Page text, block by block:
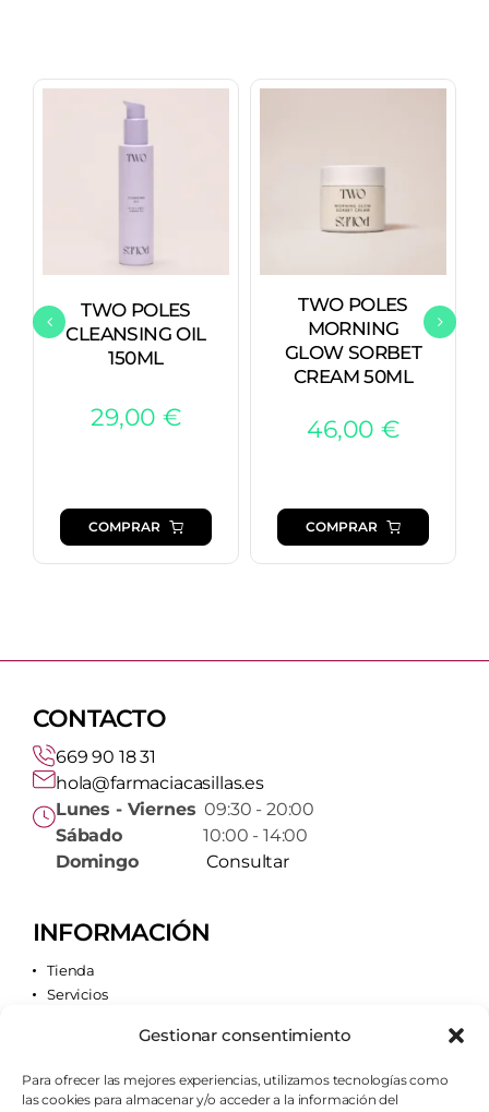
Gestionar consentimiento
Para ofrecer las mejores experiencias, utilizamos tecnologías como
las cookies para almacenar y/o acceder a la información del
TWO POLES
CLEANSING OIL
150ML
29,00 €
COMPRAR
TWO POLES
MORNING
GLOW SORBET
CREAM 50ML
46,00 €
COMPRAR
CONTACTO
669 90 18 31
hola@farmaciacasillas.es
Lunes - Viernes 09:30 - 20:00
Sábado10:00 - 14:00
Domingo
Consultar
INFORMACIÓN
Tienda
Servicios
Quiénes somos